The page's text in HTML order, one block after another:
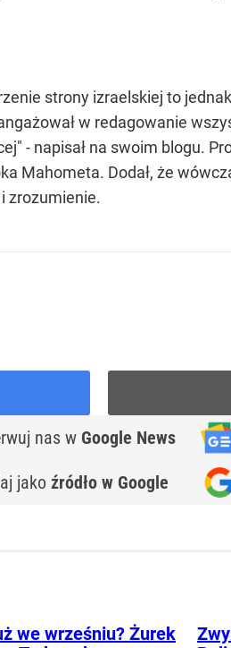
strony izraelskiej to
w redagowanie
- napisał na swoim blogu.
Mahometa. Dodał, że
zrozumienie.
nas w Google News
jako źródło w Google
we wrześniu? Żurek